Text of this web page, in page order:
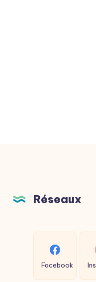
Réseaux
Facebook